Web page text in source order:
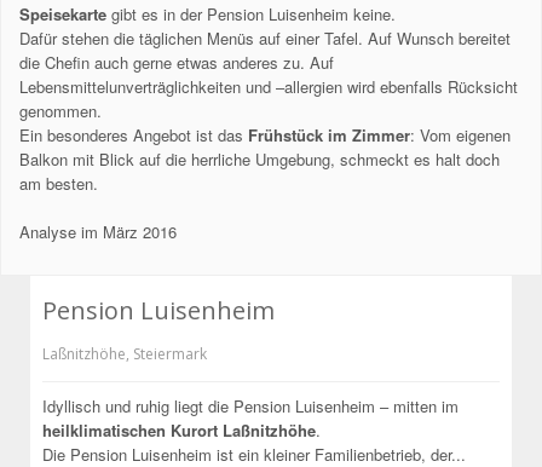
Speisekarte gibt es in der Pension Luisenheim keine.
Dafür stehen die täglichen Menüs auf einer Tafel. Auf Wunsch bereitet
die Chefin auch gerne etwas anderes zu. Auf
Lebensmittelunverträglichkeiten und –allergien wird ebenfalls Rücksicht
genommen.
Ein besonderes Angebot ist das Frühstück im Zimmer: Vom eigenen
Balkon mit Blick auf die herrliche Umgebung, schmeckt es halt doch
am besten.
Analyse im März 2016
Pension Luisenheim
Laßnitzhöhe, Steiermark
Idyllisch und ruhig liegt die Pension Luisenheim – mitten im
heilklimatischen Kurort Laßnitzhöhe.
Die Pension Luisenheim ist ein kleiner Familienbetrieb, der...